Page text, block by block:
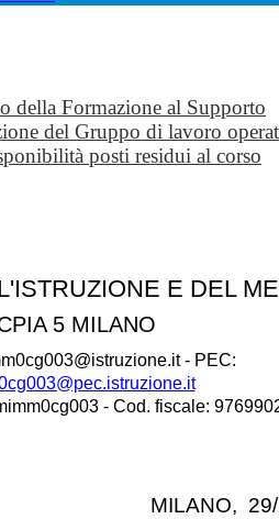
della Formazione al Supporto
del Gruppo di lavoro
posti residui al corso
E DEL
5 MILANO
- PEC:
- Cod. fiscale:
MILANO,